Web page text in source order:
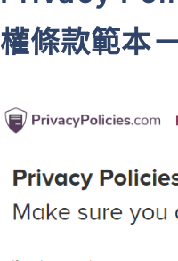
權條款範本